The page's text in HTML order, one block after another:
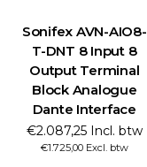
Sonifex AVN-AIO8-
T-DNT 8 Input 8
Output Terminal
Block Analogue
Dante Interface
€2.087,25 Incl. btw
€1.725,00 Excl. btw